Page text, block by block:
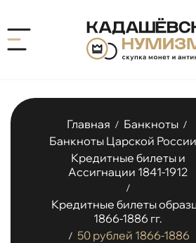
Главная / Банкноты /
Банкноты Царской России
Кредитные билеты и
Ассигнации 1841-1912
/
Кредитные билеты
1866-1886 гг.
/ 50 рублей 1866-1886